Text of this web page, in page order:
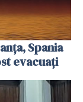
Spania
evacuați